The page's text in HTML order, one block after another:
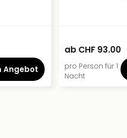
Angebot
ab CHF 93.00
pro Person für 1
Nacht